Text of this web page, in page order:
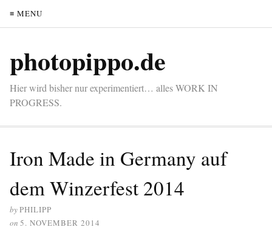
≡ MENU
photopippo.de
Hier wird bisher nur experimentiert… alles WORK IN
PROGRESS.
Iron Made in Germany auf
dem Winzerfest 2014
byPHILIPP
on 5. NOVEMBER 2014